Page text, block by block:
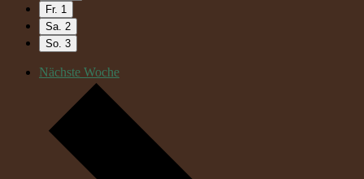
Fr. 1
Sa. 2
So. 3
Nächste Woche